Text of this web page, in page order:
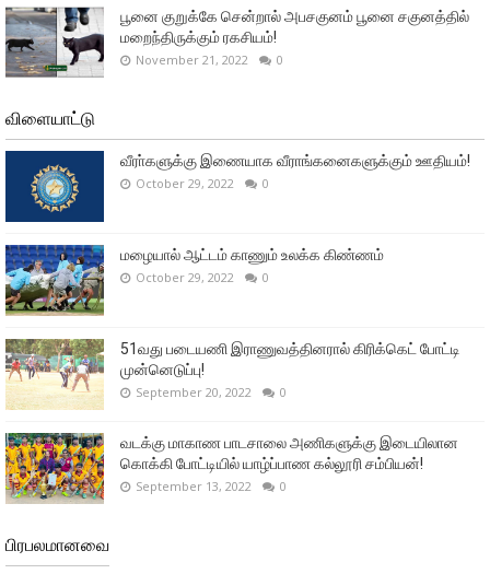
பூனை குறுக்கே சென்றால் அபசகுனம் பூனை சகுனத்தில்
மறைந்திருக்கும் ரகசியம்!
November 21, 2022 0
விளையாட்டு
வீரா்களுக்கு இணையாக வீராங்கனைகளுக்கும் ஊதியம்!
October 29, 2022 0
மழையால் ஆட்டம் காணும் உலக்க கிண்ணம்
October 29, 2022 0
51வது படையணி இராணுவத்தினரால் கிரிக்கெட் போட்டி
முன்னெடுப்பு!
September 20, 2022 0
வடக்கு மாகாண பாடசாலை அணிகளுக்கு இடையிலான
கொக்கி போட்டியில் யாழ்ப்பாண கல்லூரி சம்பியன்!
September 13, 2022 0
பிரபலமானவை